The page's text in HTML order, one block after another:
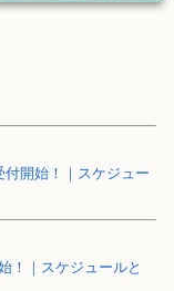
付開始！｜スケジュー
！｜スケジュールと